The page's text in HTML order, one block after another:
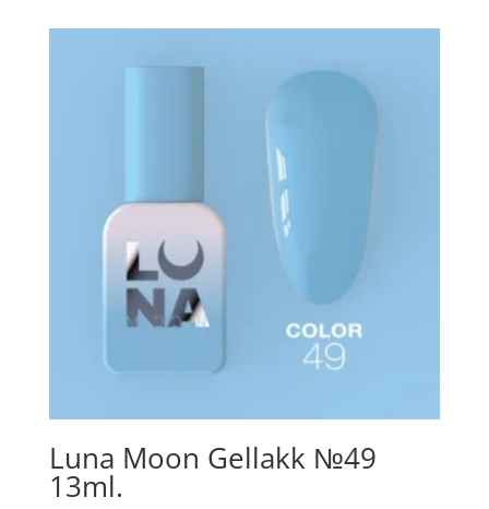
Luna Moon Gellakk №49
13ml.